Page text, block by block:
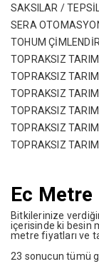
SAKSILAR /
SERA
TOHUM
TOPRAKSIZ
TOPRAKSIZ
TOPRAKSIZ
TOPRAKSIZ
TOPRAKSIZ
TOPRAKSIZ
Ec
Bitkilerinize
içerisinde ki besin
metre fiyatları ve
23 sonucun tümü